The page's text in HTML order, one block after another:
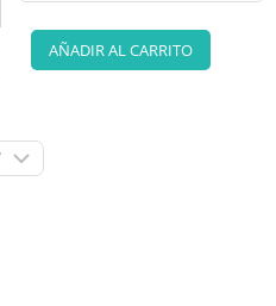
AÑADIR AL CARRITO